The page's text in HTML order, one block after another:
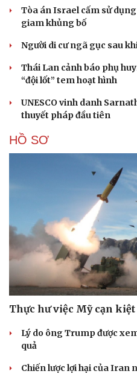
Tòa án Israel cấm sử
giam khủng bố
Người di cư ngã gục sau
Thái Lan cảnh báo phụ
“đội lốt” tem hoạt hình
UNESCO vinh danh
thuyết pháp đầu tiên
HỒ SƠ
Thực hư việc Mỹ cạn
Lý do ông Trump được
quả
Chiến lược lợi hại của Iran